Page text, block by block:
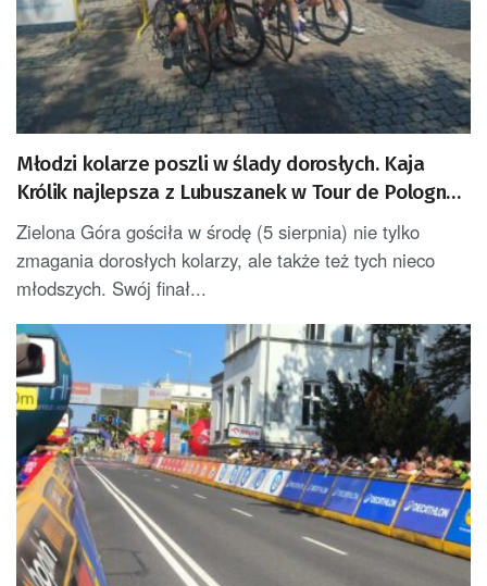
Młodzi kolarze poszli w ślady dorosłych. Kaja
Królik najlepsza z Lubuszanek w Tour de Pologne
Junior
Zielona Góra gościła w środę (5 sierpnia) nie tylko
zmagania dorosłych kolarzy, ale także też tych nieco
młodszych. Swój finał...